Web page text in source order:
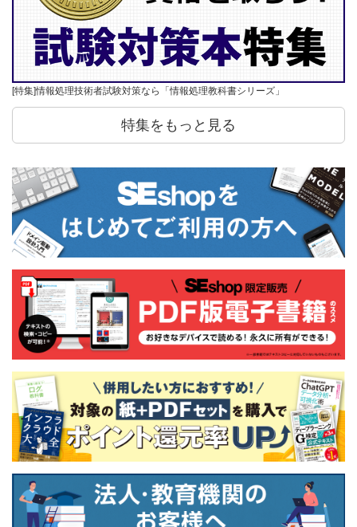
[特集]情報処理技術者試験対策なら「情報処理教科書シリーズ」
特集をもっと見る